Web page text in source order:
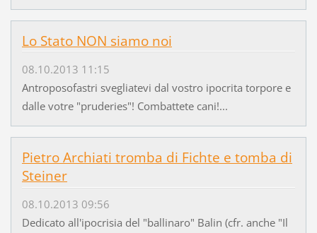
Lo Stato NON siamo noi
08.10.2013 11:15
Antroposofastri svegliatevi dal vostro ipocrita torpore e
dalle votre "pruderies"! Combattete cani!...
Pietro Archiati tromba di Fichte e tomba di
Steiner
08.10.2013 09:56
Dedicato all'ipocrisia del "ballinaro" Balin (cfr. anche "Il